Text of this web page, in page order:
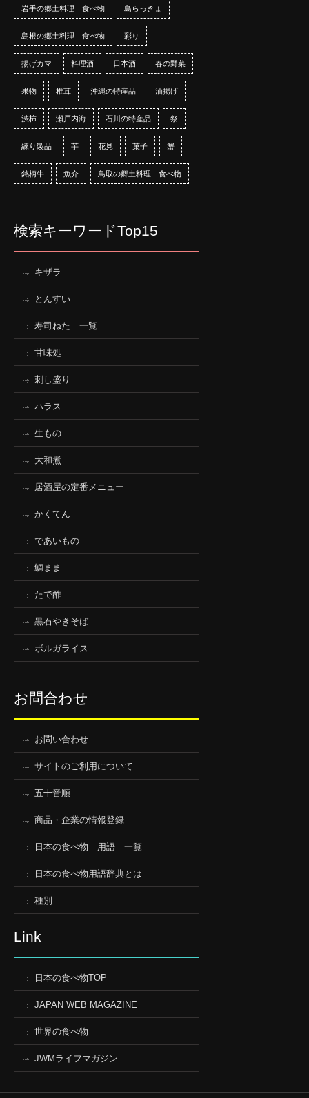
岩手の郷土料理 食べ物 島らっきょ
島根の郷土料理 食べ物 彩り
揚げカマ 料理酒 日本酒 春の野菜
果物 椎茸 沖縄の特産品 油揚げ
渋柿 瀬戸内海 石川の特産品 祭
練り製品 芋 花見 菓子 蟹
銘柄牛 魚介 鳥取の郷土料理 食べ物
検索キーワードTop15
キザラ
とんすい
寿司ねた 一覧
甘味処
刺し盛り
ハラス
生もの
大和煮
居酒屋の定番メニュー
かくてん
であいもの
鯛まま
たで酢
黒石やきそば
ボルガライス
お問合わせ
お問い合わせ
サイトのご利用について
五十音順
商品・企業の情報登録
日本の食べ物 用語 一覧
日本の食べ物用語辞典とは
種別
Link
日本の食べ物TOP
JAPAN WEB MAGAZINE
世界の食べ物
JWMライフマガジン